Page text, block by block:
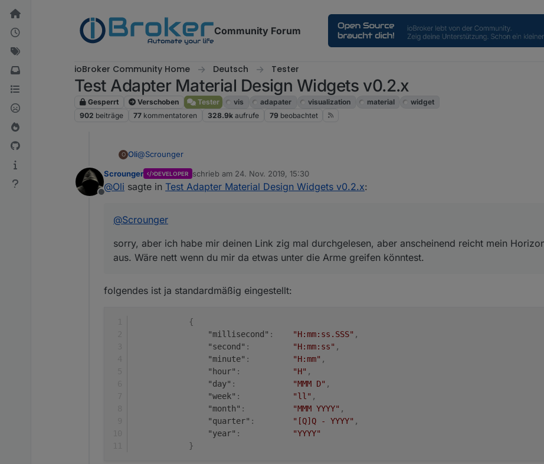
Weiter zum Inhalt
Community Forum
ioBroker Community Home Deutsch Tester
Test Adapter Material Design Widgets v0.2.x
Gesperrt Verschoben Tester vis adapater visualization material
widget
902 beiträge 77 kommentatoren 328.9k aufrufe 79 beobachtet
O Oli@Scrounger
sorry, aber ich habe mir deinen Link zig mal durchgelesen, aber anscheinend reicht mein Horizont dafür nicht
wenn du mir da etwas unter die Arme greifen könntest.
Beim testen deines 'List Value' Wigets ist mir aufgefallen, dass man die Höhe nicht ändern kann, ist das nur bei
Offline
Scrounger DEVELOPER schrieb am 24. Nov. 2019, 15:30
zuletzt editiert von
@Oli sagte in Test Adapter Material Design Widgets v0.2.x:
@Scrounger
sorry, aber ich habe mir deinen Link zig mal durchgelesen, aber anscheinend reicht mein
aus. Wäre nett wenn du mir da etwas unter die Arme greifen könntest.
folgendes ist ja standardmäßig eingestellt:
{
"millisecond" : "H:mm:ss.SSS" ,
"second" : "H:mm:ss" ,
"minute" : "H:mm" ,
"hour" : "H" ,
"day" : "MMM D" ,
"week" : "ll" ,
"month" : "MMM YYYY" ,
"quarter" : "[Q]Q - YYYY" ,
"year" :
"YYYY"
}